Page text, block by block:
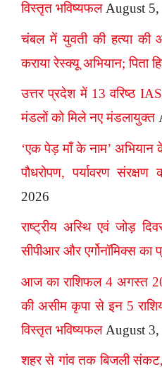
विस्तृत भविष्यफल August 5,
चंबल में युवती की हत्या की
कराया रेस्क्यू अभियान; पिता
उत्तर प्रदेश में 13 वरिष्ठ
मंडलों को मिले नए मंडलायुक्त
‘एक पेड़ माँ के नाम’ अभियान
पौधरोपण, पर्यावरण
2026
राष्ट्रीय अस्थि एवं जोड़
सीपीआर और एर्गोनॉमिक्स का
आज का राशिफल 4 अगस्त
की असीम कृपा से इन 5
विस्तृत भविष्यफल August
शहर से गांव तक बिजली संकट,